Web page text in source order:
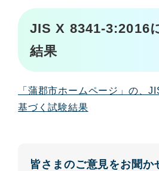
JIS X 8341-3:2016
結果
「蒲郡市ホームページ」の、
基づく試験結果
皆さまのご意見をお聞か